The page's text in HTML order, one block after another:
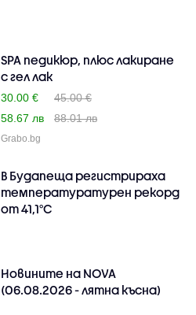
SPA педикюр, плюс лакиране
с гел лак
30.00 €
45.00 €
58.67 лв
88.01 лв
Grabo.bg
В Будапеща регистрираха
температуратурен рекорд
от 41,1°C
Новините на NOVA
(06.08.2026 - лятна късна)